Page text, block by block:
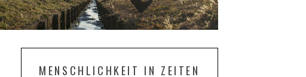
MENSCHLICHKEIT IN ZEITEN